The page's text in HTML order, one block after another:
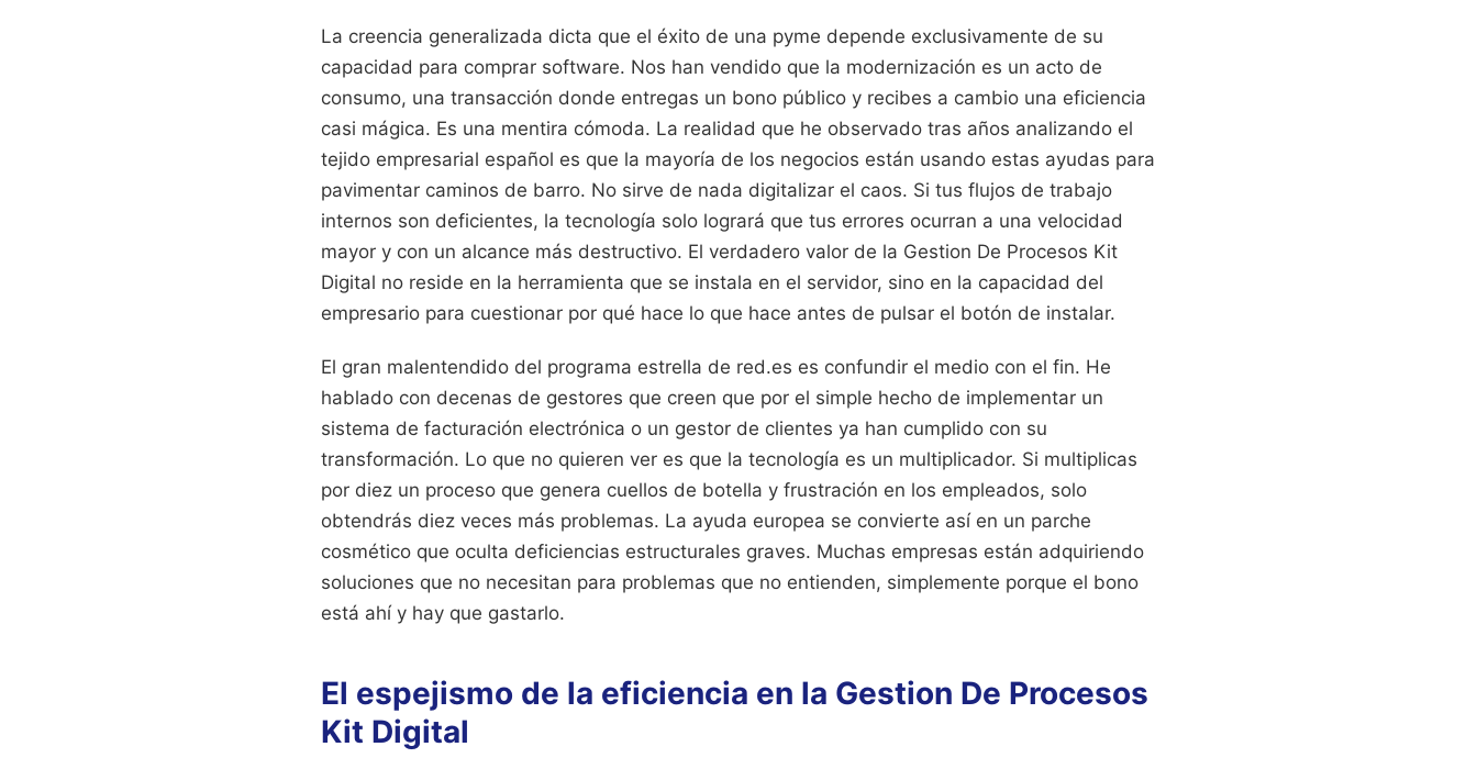
La creencia generalizada dicta que el éxito de una pyme depende exclusivamente de su
capacidad para comprar software. Nos han vendido que la modernización es un acto de
consumo, una transacción donde entregas un bono público y recibes a cambio una eficiencia
casi mágica. Es una mentira cómoda. La realidad que he observado tras años analizando el
tejido empresarial español es que la mayoría de los negocios están usando estas ayudas para
pavimentar caminos de barro. No sirve de nada digitalizar el caos. Si tus flujos de trabajo
internos son deficientes, la tecnología solo logrará que tus errores ocurran a una velocidad
mayor y con un alcance más destructivo. El verdadero valor de la Gestion De Procesos Kit
Digital no reside en la herramienta que se instala en el servidor, sino en la capacidad del
empresario para cuestionar por qué hace lo que hace antes de pulsar el botón de instalar.
El gran malentendido del programa estrella de red.es es confundir el medio con el fin. He
hablado con decenas de gestores que creen que por el simple hecho de implementar un
sistema de facturación electrónica o un gestor de clientes ya han cumplido con su
transformación. Lo que no quieren ver es que la tecnología es un multiplicador. Si multiplicas
por diez un proceso que genera cuellos de botella y frustración en los empleados, solo
obtendrás diez veces más problemas. La ayuda europea se convierte así en un parche
cosmético que oculta deficiencias estructurales graves. Muchas empresas están adquiriendo
soluciones que no necesitan para problemas que no entienden, simplemente porque el bono
está ahí y hay que gastarlo.
El espejismo de la eficiencia en la Gestion De Procesos
Kit Digital